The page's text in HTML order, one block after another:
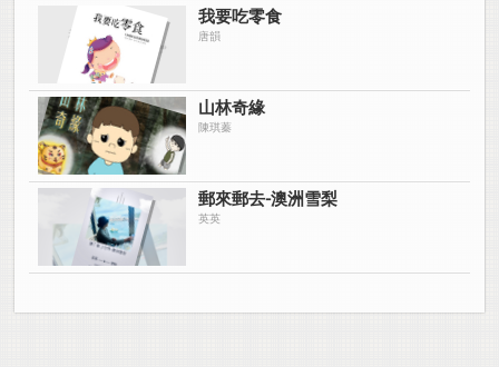
我要吃零食
唐韻
山林奇緣
陳琪蓁
郵來郵去-澳洲雪梨
英英